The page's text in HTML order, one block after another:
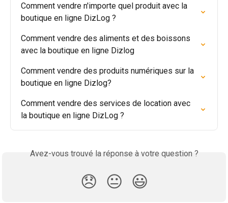
Comment vendre n'importe quel produit avec la
boutique en ligne DizLog ?
Comment vendre des aliments et des boissons
avec la boutique en ligne Dizlog
Comment vendre des produits numériques sur la
boutique en ligne Dizlog?
Comment vendre des services de location avec
la boutique en ligne DizLog ?
Avez-vous trouvé la réponse à votre question ?
😞 😐 😃